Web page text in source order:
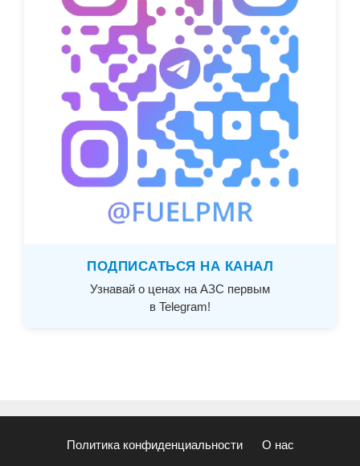
ПОДПИСАТЬСЯ НА КАНАЛ
Узнавай о ценах на АЗС первым
в Telegram!
Политика конфиденциальности О нас